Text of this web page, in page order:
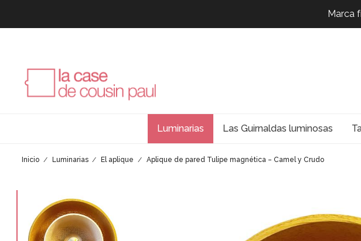
Marca
Marca
Luminarias Las Guirnaldas luminosas
Inicio Luminarias El aplique Aplique de pared Tulipe magnética – Camel y Crudo